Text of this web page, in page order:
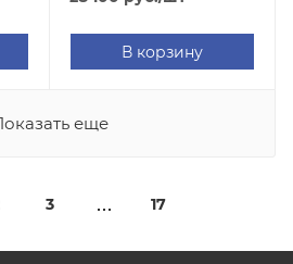
В корзину
еще
3 17